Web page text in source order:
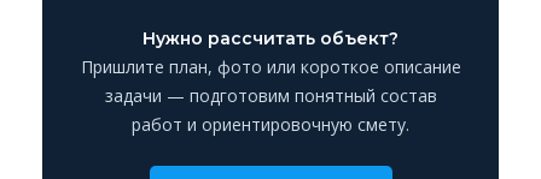
Нужно рассчитать объект?
Пришлите план, фото или короткое описание
задачи — подготовим понятный состав
работ и ориентировочную смету.